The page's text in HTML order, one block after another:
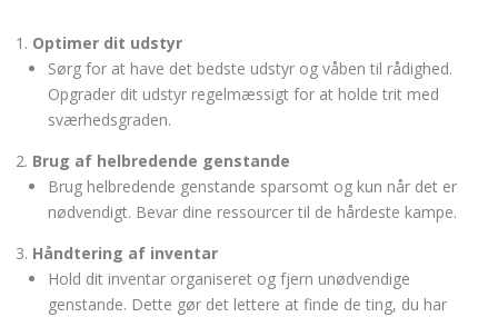
Optimer dit udstyr
Sørg for at have det bedste udstyr og våben til rådighed.
Opgrader dit udstyr regelmæssigt for at holde trit med
sværhedsgraden.
Brug af helbredende genstande
Brug helbredende genstande sparsomt og kun når det er
nødvendigt. Bevar dine ressourcer til de hårdeste kampe.
Håndtering af inventar
Hold dit inventar organiseret og fjern unødvendige
genstande. Dette gør det lettere at finde de ting, du har